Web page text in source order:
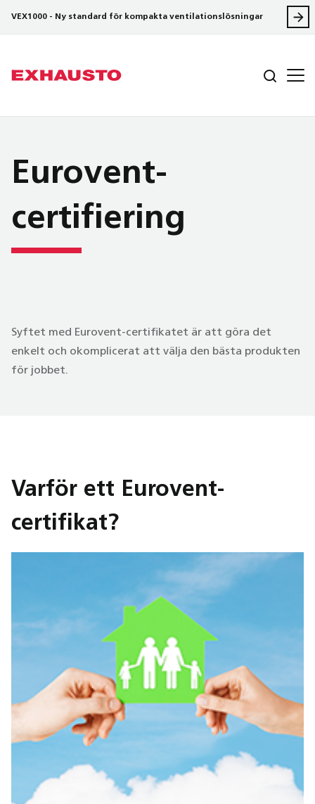
VEX1000 - Ny standard för kompakta ventilationslösningar
Eurovent-
certifiering
Syftet med Eurovent-certifikatet är att göra det
enkelt och okomplicerat att välja den bästa produkten
för jobbet.
Varför ett Eurovent-
certifikat?